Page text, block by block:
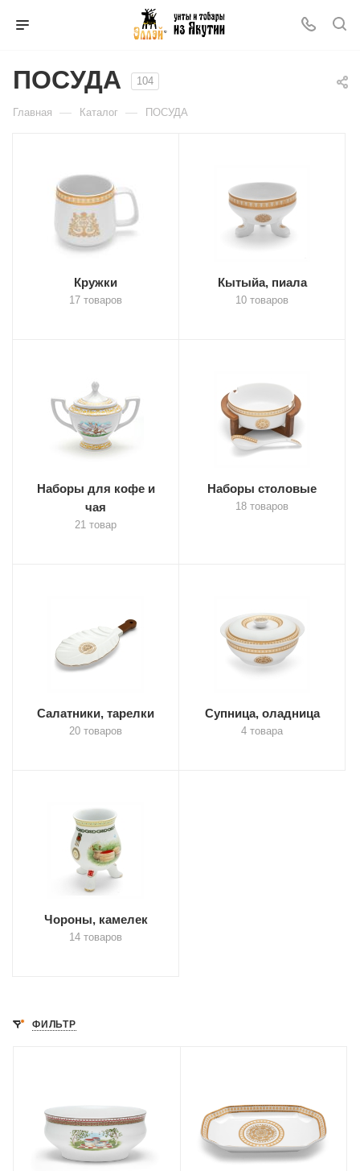
ПОСУДА 104
Главная — Каталог — ПОСУДА
Кружки
17 товаров
Кытыйа, пиала
10 товаров
Наборы для кофе и
чая
21 товар
Наборы столовые
18 товаров
Салатники, тарелки
20 товаров
Супница, оладница
4 товара
Чороны, камелек
14 товаров
ФИЛЬТР